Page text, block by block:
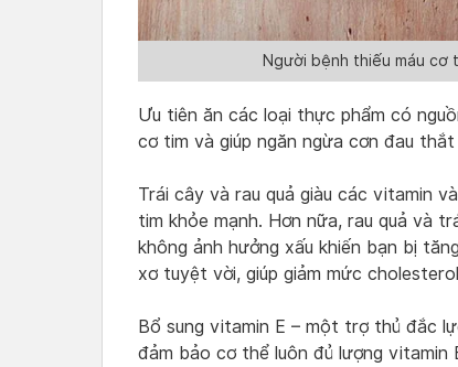
Người bệnh thiếu máu cơ
Ưu tiên ăn các loại thực phẩm có
cơ tim và giúp ngăn ngừa cơn đau
Trái cây và rau quả giàu các vitamin
tim khỏe mạnh. Hơn nữa, rau quả và
không ảnh hưởng xấu khiến bạn bị
xơ tuyệt vời, giúp giảm mức
Bổ sung vitamin E – một trợ thủ đắc
đảm bảo cơ thể luôn đủ lượng vitamin